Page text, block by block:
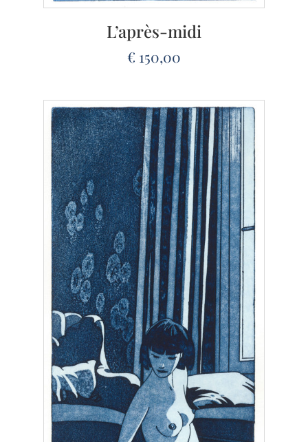
L’après-midi
€ 150,00